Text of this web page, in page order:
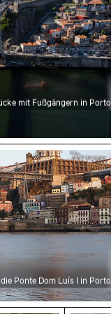
mit Fußgängern in Porto
I in Porto
Ponte Dom Luís I in Porto